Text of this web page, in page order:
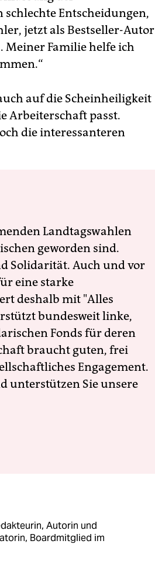
Entscheidungen,
jetzt als Bestseller-Autor
Familie helfe ich
auf die Scheinheiligkeit
Arbeiterschaft passt.
die interessanteren
Landtagswahlen
geworden sind.
Solidarität. Auch und vor
eine starke
deshalb mit "Alles
bundesweit linke,
Fonds für deren
braucht guten, frei
Engagement.
unterstützen Sie unsere
Autorin und
Boardmitglied im